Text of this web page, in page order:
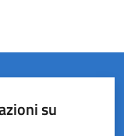
su